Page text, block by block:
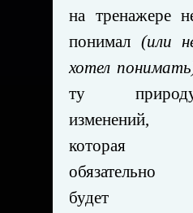
на тренажере
понимал (или
хотел
ту
изменений,
которая
обязательно
будет